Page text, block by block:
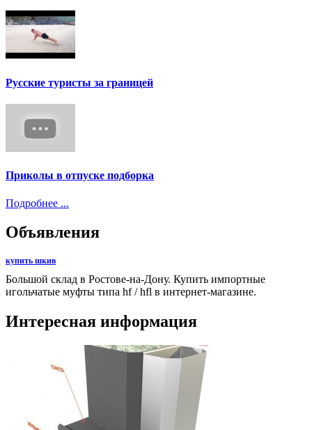
Русские туристы за границей
Приколы в отпуске подборка
Подробнее ...
Объявления
купить шкив
Большой склад в Ростове-на-Дону. Купить импортные
игольчатые муфты типа hf / hfl в интернет-магазине.
Интересная информация